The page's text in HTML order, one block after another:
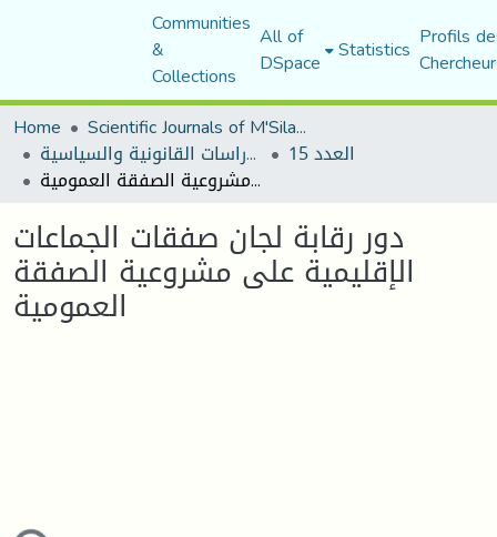
Communities
&
Collections
All of
DSpace Statistics Profils
Home
Scientific Journals of M'Sila University
مجلة الأستاذ الباحث للدراسات القانونية والسياسية العدد 15
دور رقابة لجان صفقات الجماعات الإقليمية على مشروعية الصفقة العمومية
دور رقابة لجان صفقات الجماعات
الإقليمية على مشروعية الصفقة
العمومية